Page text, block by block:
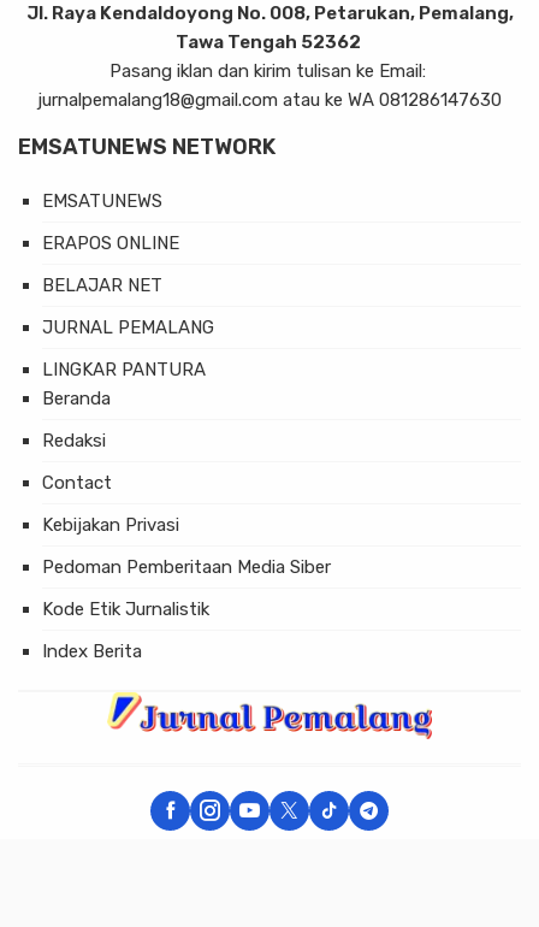
Jl. Raya Kendaldoyong No. 008, Petarukan, Pemalang,
Tawa Tengah 52362
Pasang iklan dan kirim tulisan ke Email:
jurnalpemalang18@gmail.com atau ke WA 081286147630
EMSATUNEWS NETWORK
EMSATUNEWS
ERAPOS ONLINE
BELAJAR NET
JURNAL PEMALANG
LINGKAR PANTURA
Beranda
Redaksi
Contact
Kebijakan Privasi
Pedoman Pemberitaan Media Siber
Kode Etik Jurnalistik
Index Berita